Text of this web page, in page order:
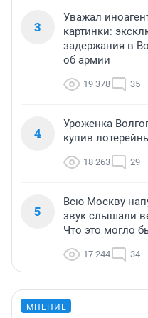
3
Уважал
картинки:
задержания в
об армии
19 378 35
4
Уроженка
купив
18 263 29
5
Всю Москву
звук слышали
Что это могло
17 244 34
МНЕНИЕ